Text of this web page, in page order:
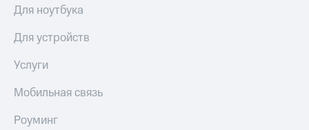
Реквизиты
Контакты
развитие
На главную
Для ноутбука
Для устройств
Услуги
Мобильная связь
Роуминг